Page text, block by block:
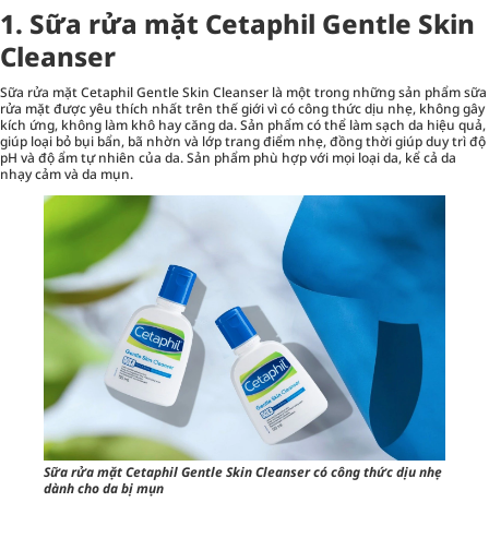
1. Sữa rửa mặt Cetaphil Gentle Skin
Cleanser
Sữa rửa mặtCetaphil Gentle Skin Cleanser là một trong những sản phẩm sữa
rửa mặt được yêu thích nhất trên thế giới vì có công thức dịu nhẹ, không gây
kích ứng, không làm khô hay căng da. Sản phẩm có thể làm sạch da hiệu quả,
giúp loại bỏ bụi bẩn, bã nhờn và lớp trang điểm nhẹ, đồng thời giúp duy trì độ
pH và độ ẩm tự nhiên của da. Sản phẩm phù hợp với mọi loại da, kể cả da
nhạy cảm và da mụn.
Sữa rửa mặt Cetaphil Gentle Skin Cleanser có công thức dịu nhẹ
dành cho da bị mụn